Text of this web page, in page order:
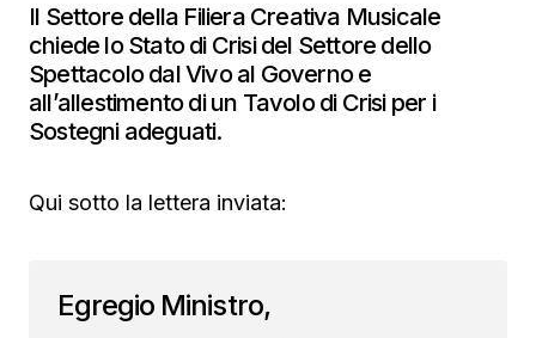
Il Settore della Filiera Creativa Musicale
chiede lo Stato di Crisi del Settore dello
Spettacolo dal Vivo al Governo e
all’allestimento di un Tavolo di Crisi per i
Sostegni adeguati.
Qui sotto la lettera inviata:
Egregio Ministro,